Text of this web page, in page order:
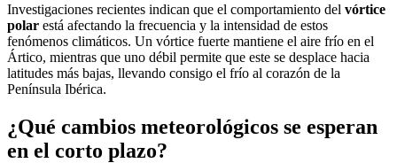
Investigaciones recientes indican que el comportamiento del vórtice
polar está afectando la frecuencia y la intensidad de estos
fenómenos climáticos. Un vórtice fuerte mantiene el aire frío en el
Ártico, mientras que uno débil permite que este se desplace hacia
latitudes más bajas, llevando consigo el frío al corazón de la
Península Ibérica.
¿Qué cambios meteorológicos se esperan
en el corto plazo?